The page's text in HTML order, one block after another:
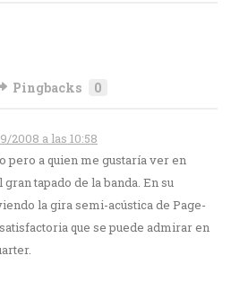
Pingbacks 0
2008 a las 10:58
pero a quien me gustaría ver en
tapado de la banda. En su
la gira semi-acústica de Page-
que se puede admirar en